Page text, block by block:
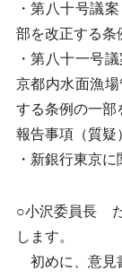
・第八十号議
部を改正する条
・第八十一号
京都内水面漁
する条例の一部
報告事項（質疑
・新銀行東京
○小沢委員長
します。
初めに、意見